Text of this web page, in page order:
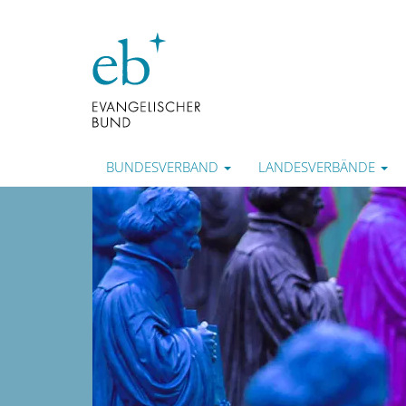
BUNDESVERBAND LANDESVERBÄNDE